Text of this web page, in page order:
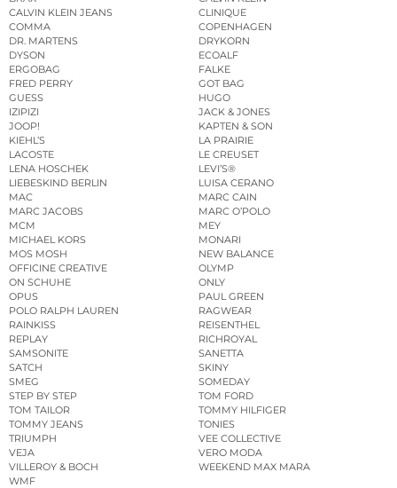
CALVIN KLEIN JEANS
CLINIQUE
COMMA
COPENHAGEN
DR. MARTENS
DRYKORN
DYSON
ECOALF
ERGOBAG
FALKE
FRED PERRY
GOT BAG
GUESS
HUGO
IZIPIZI
JACK & JONES
JOOP!
KAPTEN & SON
KIEHL’S
LA PRAIRIE
LACOSTE
LE CREUSET
LENA HOSCHEK
LEVI’S®
LIEBESKIND BERLIN
LUISA CERANO
MAC
MARC CAIN
MARC JACOBS
MARC O’POLO
MCM
MEY
MICHAEL KORS
MONARI
MOS MOSH
NEW BALANCE
OFFICINE CREATIVE
OLYMP
ON SCHUHE
ONLY
OPUS
PAUL GREEN
POLO RALPH LAUREN
RAGWEAR
RAINKISS
REISENTHEL
REPLAY
RICHROYAL
SAMSONITE
SANETTA
SATCH
SKINY
SMEG
SOMEDAY
STEP BY STEP
TOM FORD
TOM TAILOR
TOMMY HILFIGER
TOMMY JEANS
TONIES
TRIUMPH
VEE COLLECTIVE
VEJA
VERO MODA
VILLEROY & BOCH
WEEKEND MAX MARA
WMF